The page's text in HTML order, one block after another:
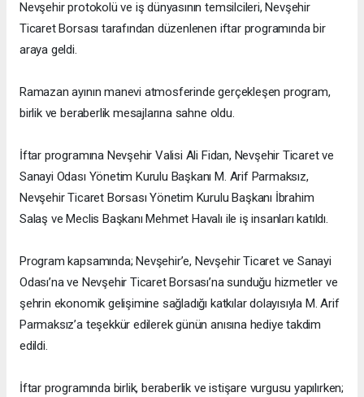
Nevşehir protokolü ve iş dünyasının temsilcileri, Nevşehir
Ticaret Borsası tarafından düzenlenen iftar programında bir
araya geldi.
Ramazan ayının manevi atmosferinde gerçekleşen program,
birlik ve beraberlik mesajlarına sahne oldu.
İftar programına Nevşehir Valisi Ali Fidan, Nevşehir Ticaret ve
Sanayi Odası Yönetim Kurulu Başkanı M. Arif Parmaksız,
Nevşehir Ticaret Borsası Yönetim Kurulu Başkanı İbrahim
Salaş ve Meclis Başkanı Mehmet Havalı ile iş insanları katıldı.
Program kapsamında; Nevşehir’e, Nevşehir Ticaret ve Sanayi
Odası’na ve Nevşehir Ticaret Borsası’na sunduğu hizmetler ve
şehrin ekonomik gelişimine sağladığı katkılar dolayısıyla M. Arif
Parmaksız’a teşekkür edilerek günün anısına hediye takdim
edildi.
İftar programında birlik, beraberlik ve istişare vurgusu yapılırken;